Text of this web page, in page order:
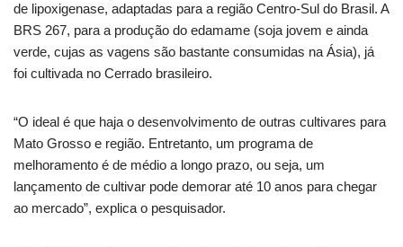
de lipoxigenase, adaptadas para a região Centro-Sul do Brasil. A
BRS 267, para a produção do edamame (soja jovem e ainda
verde, cujas as vagens são bastante consumidas na Ásia), já
foi cultivada no Cerrado brasileiro.
“O ideal é que haja o desenvolvimento de outras cultivares para
Mato Grosso e região. Entretanto, um programa de
melhoramento é de médio a longo prazo, ou seja, um
lançamento de cultivar pode demorar até 10 anos para chegar
ao mercado”, explica o pesquisador.